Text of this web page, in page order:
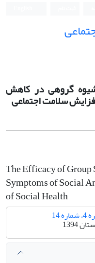
شیوه گروهی در کاهش
سلامت اجتماعی
The Efficacy of Group
Symptoms of Social
of Social Health
14
1394